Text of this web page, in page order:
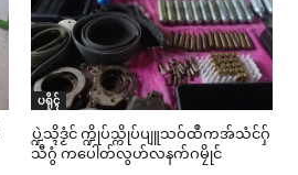
ပရိုၚ်
ပ္ဍဲသ္ၚိဒၟံင် က္ဍိုပ်သ္ကိုပ်ပျူသဝ်ထဳကအ်သံင်ဂှ်
သီဂွံ ကပေါတ်လွဟ်လနက်ဂမၠိုင်